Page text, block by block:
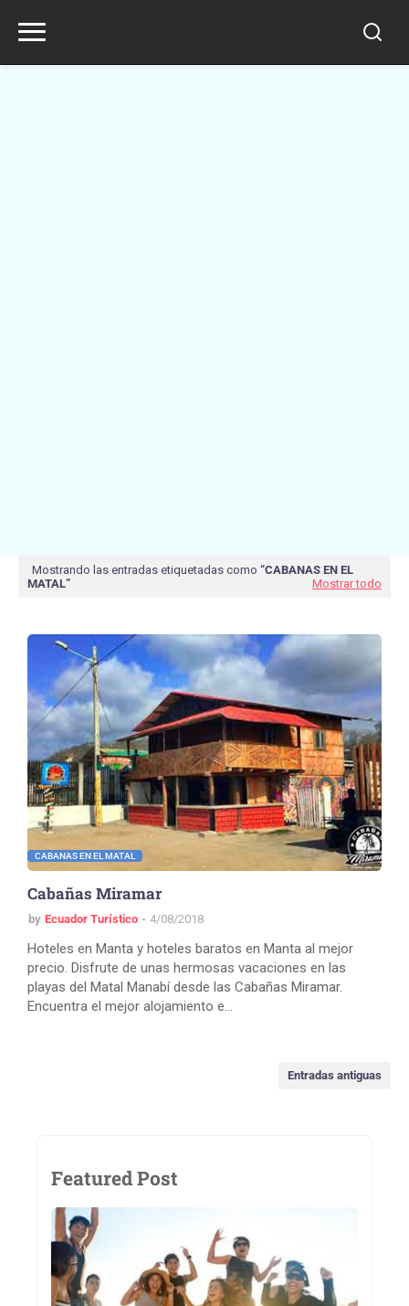
Mostrando las entradas etiquetadas como CABANAS EN EL
MATAL
Mostrar todo
CABANAS EN EL MATAL
Cabañas Miramar
by Ecuador Turístico 4/08/2018
Hoteles en Manta y hoteles baratos en Manta al mejor
precio. Disfrute de unas hermosas vacaciones en las
playas del Matal Manabí desde las Cabañas Miramar.
Encuentra el mejor alojamiento e…
Entradas antiguas
Featured Post